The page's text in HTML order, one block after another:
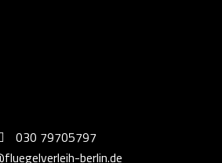
030 79705797
berlin.de